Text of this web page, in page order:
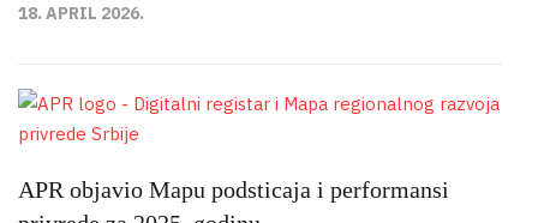
18. APRIL 2026.
APR objavio Mapu podsticaja i performansi